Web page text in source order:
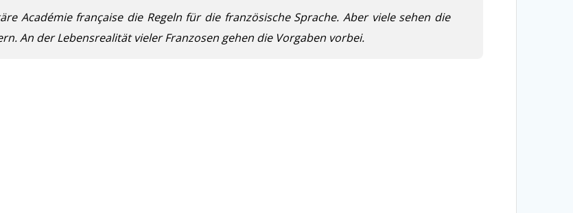
Académie française die Regeln für die französische Sprache. Aber viele sehen die
An der Lebensrealität vieler Franzosen gehen die Vorgaben vorbei.